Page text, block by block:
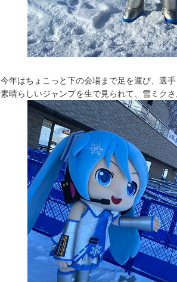
今年はちょこっと下の会場まで足を運び、選手
素晴らしいジャンプを生で見られて、雪ミクさ